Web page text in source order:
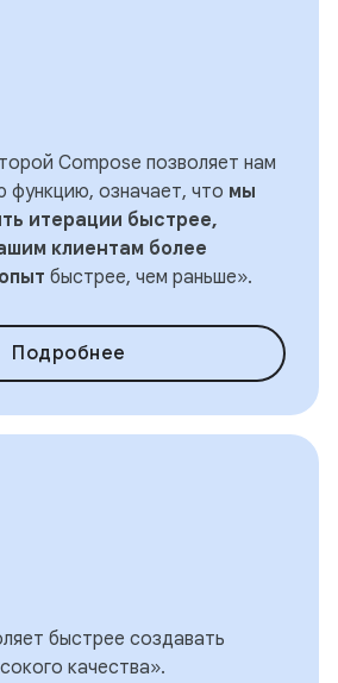
Compose позволяет нам
функцию, означает, что мы
итерации быстрее,
клиентам более
быстрее, чем раньше».
Подробнее
быстрее создавать
качества».